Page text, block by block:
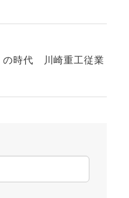
の時代 川崎重工従業